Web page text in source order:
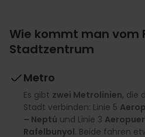
Wie kommt man vom
Stadtzentrum
Metro
Es gibt zwei Metrolinien, die
Stadt verbinden: Linie 5
– Neptú und Linie 3
Rafelbunyol. Beide fahren